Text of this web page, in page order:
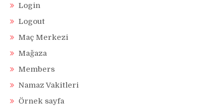
Login
Logout
Maç Merkezi
Mağaza
Members
Namaz Vakitleri
Örnek sayfa